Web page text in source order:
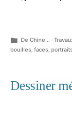
Publié
dans
De Chine...·
bouilles, faces,
Dessiner